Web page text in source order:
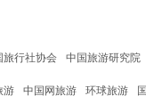
旅行社协会 中国旅游研究院
游 中国网旅游 环球旅游